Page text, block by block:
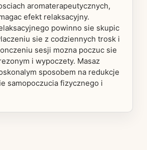
aromaterapeutycznych,
efekt relaksacyjny.
powinno sie skupic
sie z codziennych trosk i
sesji mozna poczuc sie
i wypoczety. Masaz
sposobem na redukcje
samopoczucia fizycznego i